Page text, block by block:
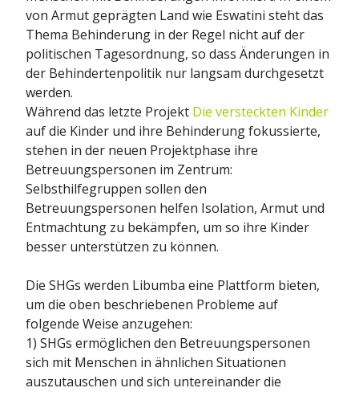
von Armut geprägten Land wie Eswatini steht das
Thema Behinderung in der Regel nicht auf der
politischen Tagesordnung, so dass Änderungen in
der Behindertenpolitik nur langsam durchgesetzt
werden.
Während das letzte Projekt Die versteckten Kinder
auf die Kinder und ihre Behinderung fokussierte,
stehen in der neuen Projektphase ihre
Betreuungspersonen im Zentrum:
Selbsthilfegruppen sollen den
Betreuungspersonen helfen Isolation, Armut und
Entmachtung zu bekämpfen, um so ihre Kinder
besser unterstützen zu können.
Die SHGs werden Libumba eine Plattform bieten,
um die oben beschriebenen Probleme auf
folgende Weise anzugehen:
1) SHGs ermöglichen den Betreuungspersonen
sich mit Menschen in ähnlichen Situationen
auszutauschen und sich untereinander die